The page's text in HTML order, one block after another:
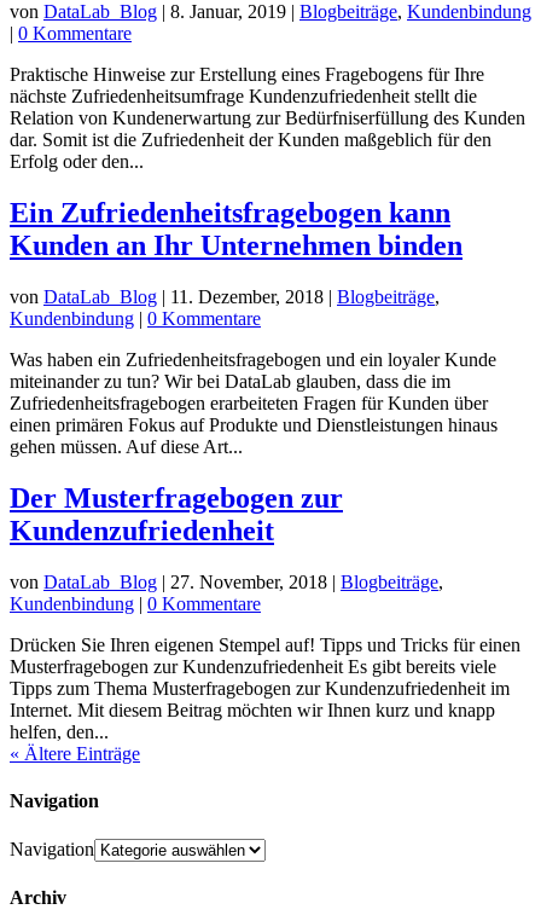
von DataLab_Blog | 8. Januar, 2019 | Blogbeiträge, Kundenbindung
| 0 Kommentare
Praktische Hinweise zur Erstellung eines Fragebogens für Ihre
nächste Zufriedenheitsumfrage Kundenzufriedenheit stellt die
Relation von Kundenerwartung zur Bedürfniserfüllung des Kunden
dar. Somit ist die Zufriedenheit der Kunden maßgeblich für den
Erfolg oder den...
Ein Zufriedenheitsfragebogen kann
Kunden an Ihr Unternehmen binden
von DataLab_Blog | 11. Dezember, 2018 | Blogbeiträge,
Kundenbindung | 0 Kommentare
Was haben ein Zufriedenheitsfragebogen und ein loyaler Kunde
miteinander zu tun? Wir bei DataLab glauben, dass die im
Zufriedenheitsfragebogen erarbeiteten Fragen für Kunden über
einen primären Fokus auf Produkte und Dienstleistungen hinaus
gehen müssen. Auf diese Art...
Der Musterfragebogen zur
Kundenzufriedenheit
von DataLab_Blog | 27. November, 2018 | Blogbeiträge,
Kundenbindung | 0 Kommentare
Drücken Sie Ihren eigenen Stempel auf! Tipps und Tricks für einen
Musterfragebogen zur Kundenzufriedenheit Es gibt bereits viele
Tipps zum Thema Musterfragebogen zur Kundenzufriedenheit im
Internet. Mit diesem Beitrag möchten wir Ihnen kurz und knapp
helfen, den...
« Ältere Einträge
Navigation
Navigation
Archiv